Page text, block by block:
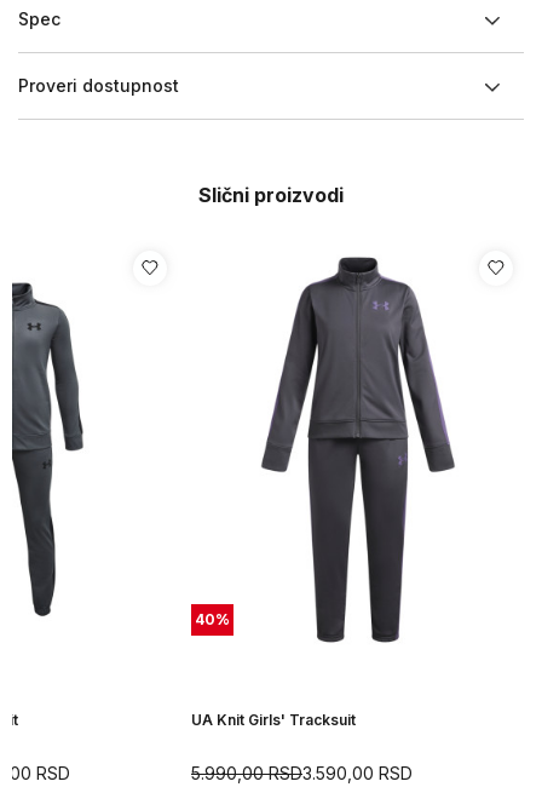
Spec
Proveri dostupnost
Slični proizvodi
RSD
40%
UA Knit Girls' Tracksuit
3.590,00 RSD
5.990,00RSD